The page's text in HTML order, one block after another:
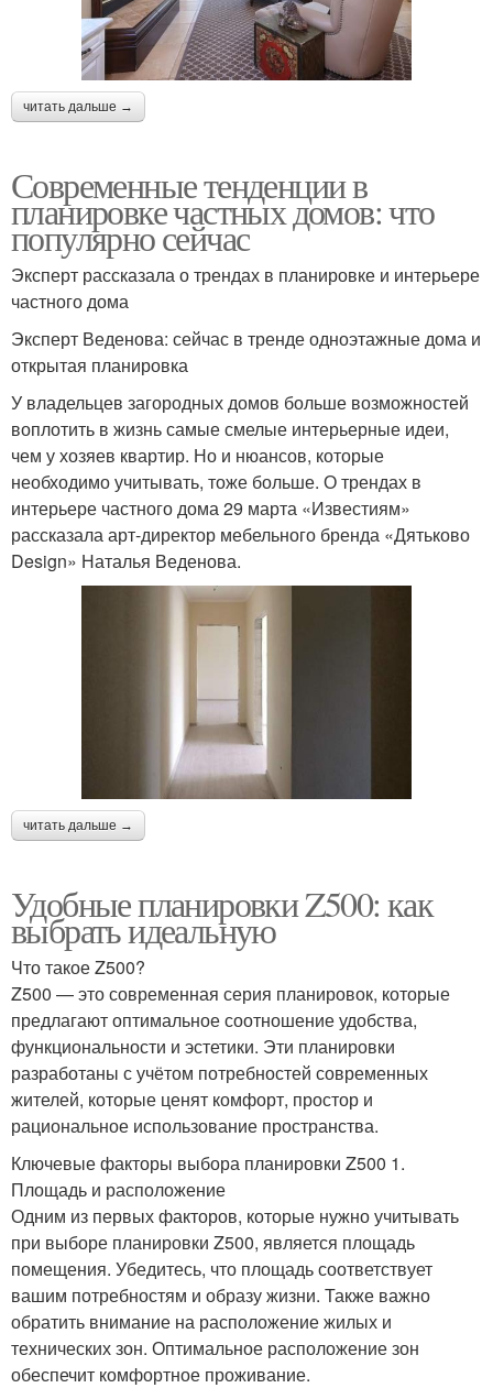
читать дальше →
Современные тенденции в
планировке частных домов: что
популярно сейчас
Эксперт рассказала о трендах в планировке и интерьере
частного дома
Эксперт Веденова: сейчас в тренде одноэтажные дома и
открытая планировка
У владельцев загородных домов больше возможностей
воплотить в жизнь самые смелые интерьерные идеи,
чем у хозяев квартир. Но и нюансов, которые
необходимо учитывать, тоже больше. О трендах в
интерьере частного дома 29 марта «Известиям»
рассказала арт-директор мебельного бренда «Дятьково
Design» Наталья Веденова.
читать дальше →
Удобные планировки Z500: как
выбрать идеальную
Что такое Z500?
Z500 — это современная серия планировок, которые
предлагают оптимальное соотношение удобства,
функциональности и эстетики. Эти планировки
разработаны с учётом потребностей современных
жителей, которые ценят комфорт, простор и
рациональное использование пространства.
Ключевые факторы выбора планировки Z500 1.
Площадь и расположение
Одним из первых факторов, которые нужно учитывать
при выборе планировки Z500, является площадь
помещения. Убедитесь, что площадь соответствует
вашим потребностям и образу жизни. Также важно
обратить внимание на расположение жилых и
технических зон. Оптимальное расположение зон
обеспечит комфортное проживание.